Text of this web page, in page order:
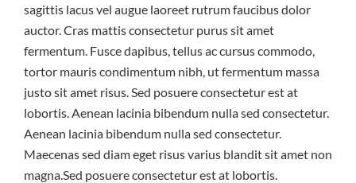
sagittis lacus vel augue laoreet rutrum faucibus dolor
auctor. Cras mattis consectetur purus sit amet
fermentum. Fusce dapibus, tellus ac cursus commodo,
tortor mauris condimentum nibh, ut fermentum massa
justo sit amet risus. Sed posuere consectetur est at
lobortis. Aenean lacinia bibendum nulla sed consectetur.
Aenean lacinia bibendum nulla sed consectetur.
Maecenas sed diam eget risus varius blandit sit amet non
magna.Sed posuere consectetur est at lobortis.